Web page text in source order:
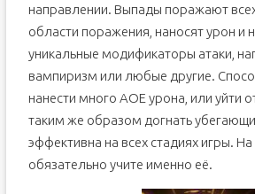
направлении. Выпады поражают
области поражения, наносят урон и
уникальные модификаторы атаки,
вампиризм или любые другие.
нанести много АОЕ урона, или уйти
таким же образом догнать
эффективна на всех стадиях игры.
обязательно учите именно её.